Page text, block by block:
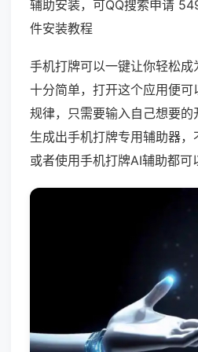
辅助安装，可QQ搜索申请
件安装教程
手机打牌可以一键让你轻松成
十分简单，打开这个应用便
规律，只需要输入自己想要
生成出手机打牌专用辅助器
或者使用手机打牌AI辅助都可